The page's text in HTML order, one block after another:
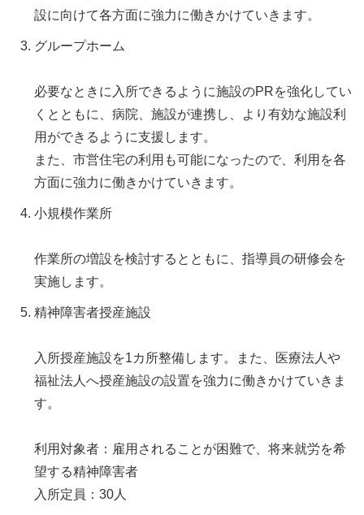
設に向けて各方面に強力に働きかけていきます。
グループホーム
必要なときに入所できるように施設のPRを強化してい
くとともに、病院、施設が連携し、より有効な施設利
用ができるように支援します。
また、市営住宅の利用も可能になったので、利用を各
方面に強力に働きかけていきます。
小規模作業所
作業所の増設を検討するとともに、指導員の研修会を
実施します。
精神障害者授産施設
入所授産施設を1カ所整備します。また、医療法人や
福祉法人へ授産施設の設置を強力に働きかけていきま
す。
利用対象者：雇用されることが困難で、将来就労を希
望する精神障害者
入所定員：30人